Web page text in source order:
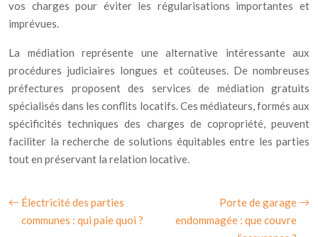
vos charges pour éviter les régularisations importantes et
imprévues.
La médiation représente une alternative intéressante aux
procédures judiciaires longues et coûteuses. De nombreuses
préfectures proposent des services de médiation gratuits
spécialisés dans les conflits locatifs. Ces médiateurs, formés aux
spécificités techniques des charges de copropriété, peuvent
faciliter la recherche de solutions équitables entre les parties
tout en préservant la relation locative.
Électricité des parties
communes : qui paie quoi ?
Porte de garage
endommagée : que couvre